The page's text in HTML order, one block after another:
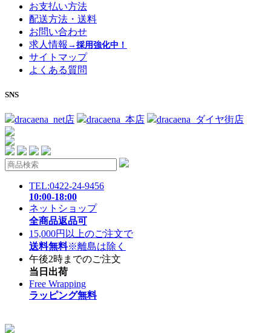
お支払い方法
配送方法・送料
お問い合わせ
求人情報 →採用強化中！
サイトマップ
よくある質問
SNS
dracaena_net店 dracaena_本店 dracaena_ダイヤ街店
TEL:0422-24-9456
10:00-18:00
ネットショップ
全商品返品可
15,000円以上のご注文で
送料無料※離島は除く
午後2時までのご注文
当日出荷
Free Wrapping
ラッピング無料